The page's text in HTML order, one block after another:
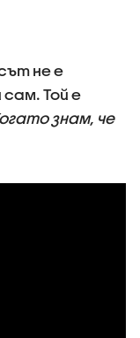
не е
Той е
знам, че